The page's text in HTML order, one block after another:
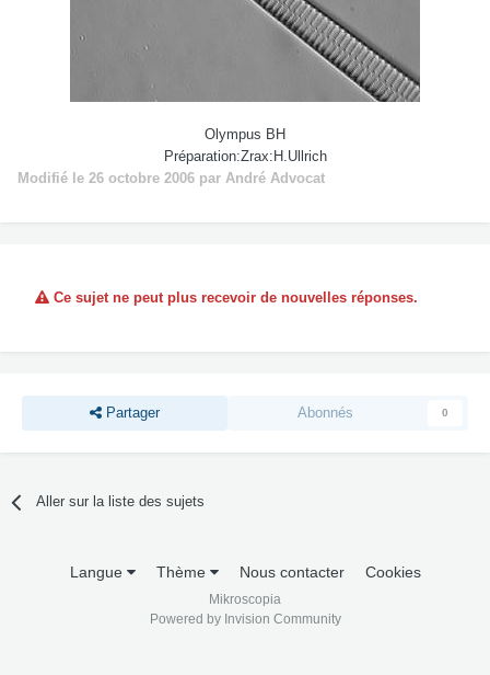
Olympus BH
Préparation:Zrax:H.Ullrich
Modifié le 26 octobre 2006 par André Advocat
Ce sujet ne peut plus recevoir de nouvelles réponses.
Partager Abonnés 0
Aller sur la liste des sujets
Langue Thème Nous contacter Cookies
Mikroscopia
Powered by Invision Community